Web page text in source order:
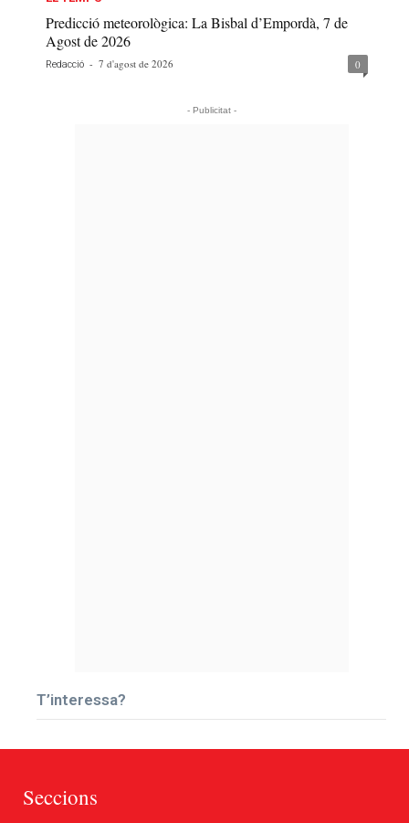
Predicció meteorològica: La Bisbal d’Empordà, 7 de
Agost de 2026
Redacció - 7 d'agost de 2026 0
- Publicitat -
T’interessa?
Seccions